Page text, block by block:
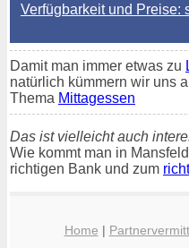
Verfügbarkeit und Preise:
Damit man immer etwas zu
natürlich kümmern wir uns
Thema Mittagessen
Das ist vielleicht auch
Wie kommt man in
richtigen Bank und zum
Home |